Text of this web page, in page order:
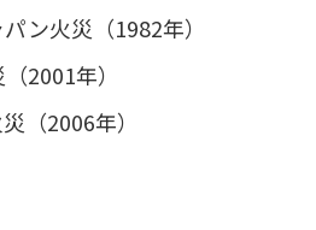
ン火災（1982年）
2001年）
（2006年）